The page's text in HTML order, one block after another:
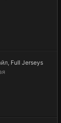
Full Jerseys